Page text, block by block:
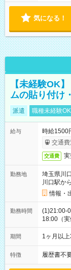
気になる！
【未経験OK
ムの貼り付け
派遣 職種未経験OK
給与
時給1500
交通費
交通費 実
勤務地
埼玉県川
川口駅か
情報・
勤務時間
(1)21:00-
18:00（
期間 1ヶ月以
特徴 履歴書不